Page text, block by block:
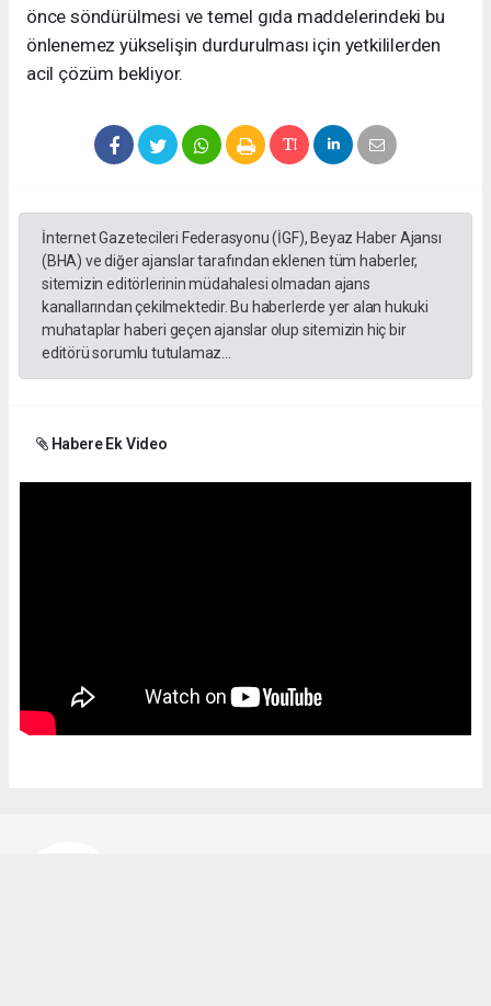
önce söndürülmesi ve temel gıda maddelerindeki bu
önlenemez yükselişin durdurulması için yetkililerden
acil çözüm bekliyor.
İnternet Gazetecileri Federasyonu (İGF), Beyaz Haber Ajansı
(BHA) ve diğer ajanslar tarafından eklenen tüm haberler,
sitemizin editörlerinin müdahalesi olmadan ajans
kanallarından çekilmektedir. Bu haberlerde yer alan hukuki
muhataplar haberi geçen ajanslar olup sitemizin hiç bir
editörü sorumlu tutulamaz...
Habere Ek Video